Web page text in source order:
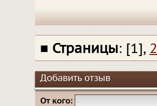
■ Страницы: [1], 2
Добавить отзыв
От кого: